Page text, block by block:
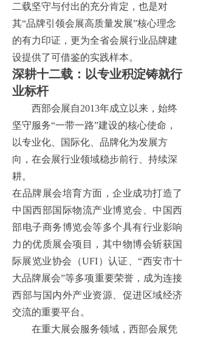
二载坚守与付出的充分肯定，也是对
其“品牌引领会展高质量发展”核心理念
的有力印证，更为全省会展行业品牌建
设提供了可借鉴的实践样本。
深耕十二载：以专业积淀铸就行
业标杆
西部会展自2013年成立以来，始终
坚守服务“一带一路”建设的核心使命，
以专业化、国际化、品牌化为发展方
向，在会展行业领域稳步前行、持续深
耕。
在品牌展会培育方面，企业成功打造了
中国西部国际物流产业博览会、中国西
部电子商务博览会等多个具有行业影响
力的优质展会项目，其中物博会斩获国
际展览业协会（UFI）认证、“西安市十
大品牌展会”等多项重要荣誉，成为连接
西部与国内外产业资源、促进区域经济
交流的重要平台。
在重大展会服务领域，西部会展凭